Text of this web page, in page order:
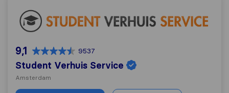
Student Verhuis Service
9,1 9537
Student Verhuis Service
Amsterdam